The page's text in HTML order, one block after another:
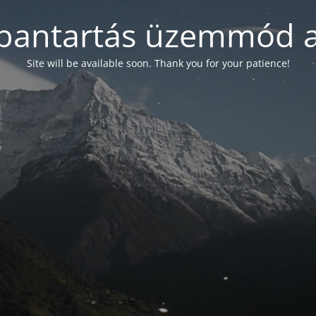
üzemmód
Site will be available soon. Thank you for your patience!